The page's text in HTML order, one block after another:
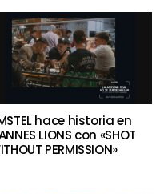
hace historia en
LIONS con «SHOT
PERMISSION»